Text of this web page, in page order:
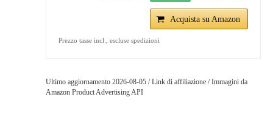
Acquista su Amazon
Prezzo tasse incl., escluse spedizioni
Ultimo aggiornamento 2026-08-05 / Link di affiliazione / Immagini da
Amazon Product Advertising API